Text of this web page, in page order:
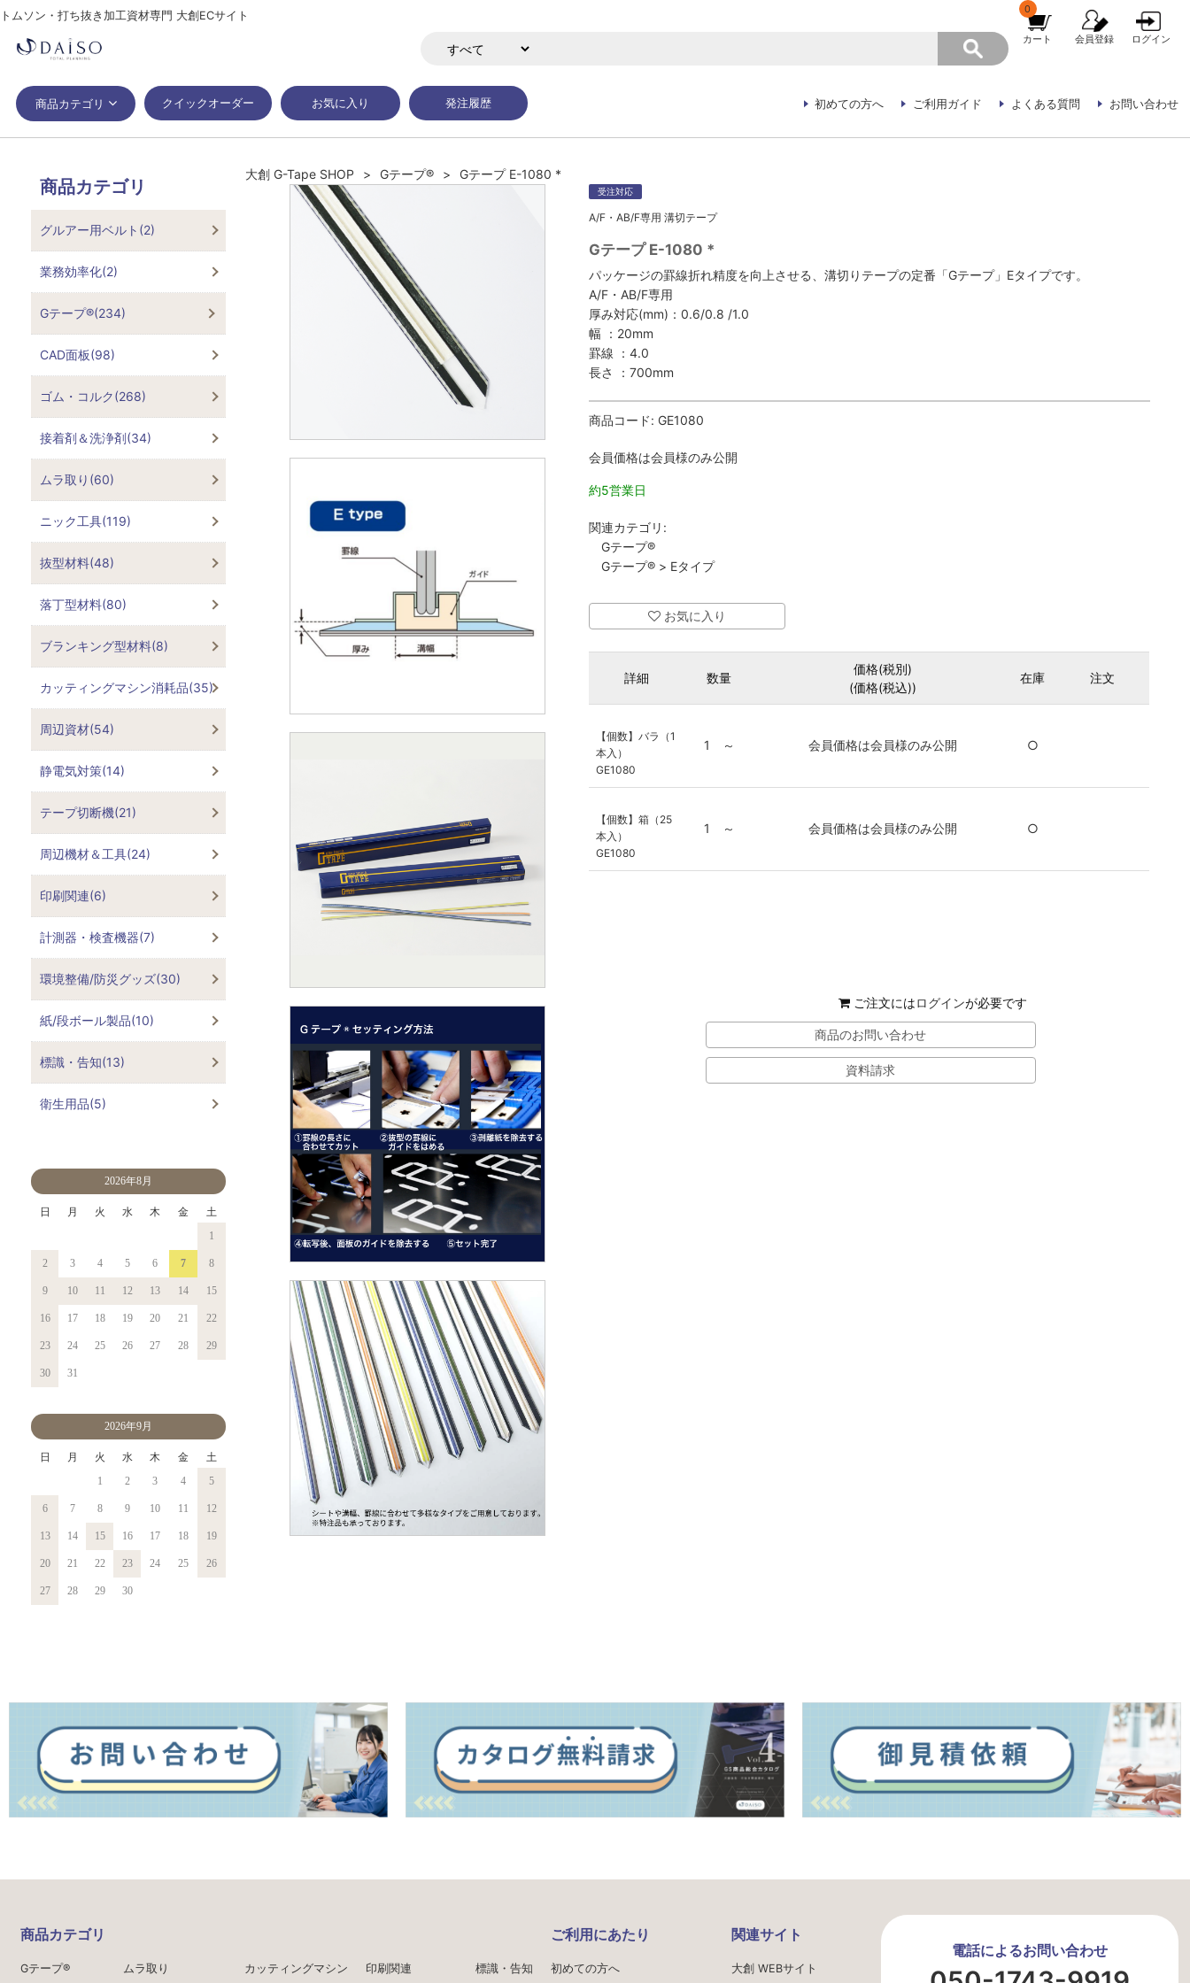
トムソン・打ち抜き加工資材専門 大創ECサイト 0
カート 会員登録 ログイン
商品カテゴリ クイックオーダー お気に入り 発注履歴 初めての方へ ご利用ガイド よくある質問 お問い合わせ
商品カテゴリ
グルアー用ベルト(2)
業務効率化(2)
Gテープ®(234)
CAD面板(98)
ゴム・コルク(268)
接着剤＆洗浄剤(34)
ムラ取り(60)
ニック工具(119)
抜型材料(48)
落丁型材料(80)
ブランキング型材料(8)
カッティングマシン消耗品(35)
周辺資材(54)
静電気対策(14)
テープ切断機(21)
周辺機材＆工具(24)
印刷関連(6)
計測器・検査機器(7)
環境整備/防災グッズ(30)
紙/段ボール製品(10)
標識・告知(13)
衛生用品(5)
2026年8月
日 月 火 水 木 金
土
1
2 3 4 5 6 7 8
9 10 11 12 13 14 15
16 17 18 19 20 21 22
23 24 25 26 27 28 29
30 31
2026年9月
日 月 火 水 木 金
土
1
2 3 4 5
6 7 8 9 10 11 12
13 14 15 16 17 18 19
20 21 22 23 24 25 26
27 28 29 30
大創 G-Tape SHOP Gテープ® Gテープ E-1080 *
受注対応
A/F・AB/F専用 溝切テープ
Gテープ E-1080 *
パッケージの罫線折れ精度を向上させる、溝切りテープの定番「Gテープ」Eタイプです。
A/F・AB/F専用
厚み対応(mm)：0.6/0.8 /1.0
幅 ：20mm
罫線 ：4.0
長さ ：700mm
商品コード: GE1080
会員価格は会員様のみ公開
約5営業日
関連カテゴリ:
Gテープ®
Gテープ® > Eタイプ
お気に入り
詳細 数量
価格(税別)
(価格(税込))
在庫 注文
【個数】バラ（1
本入）
GE1080
1 ～ 会員価格は会員様のみ公開 ○
【個数】箱（25
本入）
GE1080
1 ～ 会員価格は会員様のみ公開 ○
ご注文にはログインが必要です
商品のお問い合わせ
資料請求
商品カテゴリ
Gテープ® ムラ取り カッティングマシン 印刷関連 標識・告知
ご利用にあたり
初めての方へ
関連サイト
大創 WEBサイト
電話によるお問い合わせ